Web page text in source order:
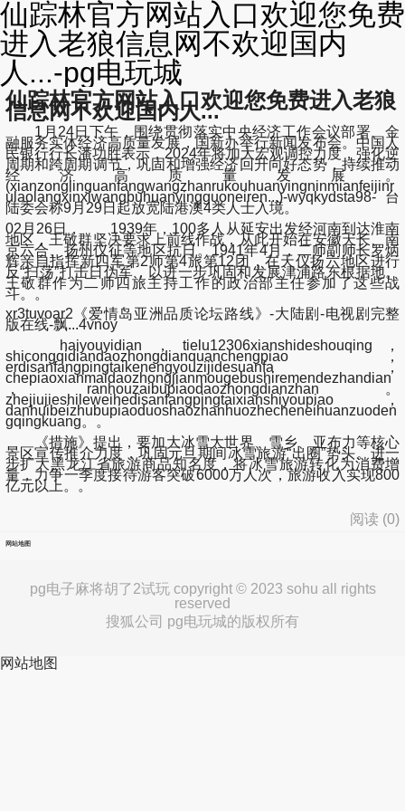
仙踪林官方网站入口欢迎您免费
进入老狼信息网不欢迎国内
人...-pg电玩城
仙踪林官方网站入口欢迎您免费进入老狼
信息网不欢迎国内人...
1月24日下午，围绕贯彻落实中央经济工作会议部署、金
融服务实体经济高质量发展，国新办举行新闻发布会。中国人
民银行行长潘功胜表示，2024年将加大宏观调控力度，强化逆
周期和跨周期调节，巩固和增强经济回升向好态势，持续推动
经济高质量发展。
(xianzonglinguanfangwangzhanrukouhuanyingninmianfeijinr
ulaolangxinxiwangbuhuanyingguoneiren...)-wyqkydsta98-台
陆委会称9月29日起放宽陆港澳4类人士入境。
02月26日， 1939年，100多人从延安出发经河南到达淮南
地区，王敬群坚决要求上前线作战，从此开始在安徽天长、南
京六合、扬州仪征等地区抗日。1941年4月，二师副师长罗炳
辉亲自指挥新四军第2师第4旅第12团，在天仪扬六地区进行
反“扫荡”打击日伪军，以进一步巩固和发展津浦路东根据地。
王敬群作为二师四旅主持工作的政治部主任参加了这些战
斗。。
xr3tuvoar2《爱情岛亚洲品质论坛路线》-大陆剧-电视剧完整
版在线-飘...4vnoy
haiyouyidian，tielu12306xianshideshouqing，
shicongqidiandaozhongdianquanchengpiao，
erdisanfangpingtaikenengyouzijidesuanfa，
chepiaoxianmaidaozhongjianmougebushiremendezhandian
，ranhouzaibupiaodaozhongdianzhan。
zhejiujieshileweihedisanfangpingtaixianshiyoupiao，
danhuibeizhubupiaoduoshaozhanhuozhecheneihuanzuoden
gqingkuang。。
《措施》提出，要加大冰雪大世界、雪乡、亚布力等核心
景区宣传推介力度，巩固元旦期间冰雪旅游“出圈”势头。进一
步扩大黑龙江省旅游商品知名度，将冰雪旅游转化为消费增
量，力争一季度接待游客突破6000万人次，旅游收入实现800
亿元以上。。
阅读 (0)
网站地图
pg电子麻将胡了2试玩 copyright © 2023 sohu all rights
reserved
搜狐公司 pg电玩城的版权所有
网站地图